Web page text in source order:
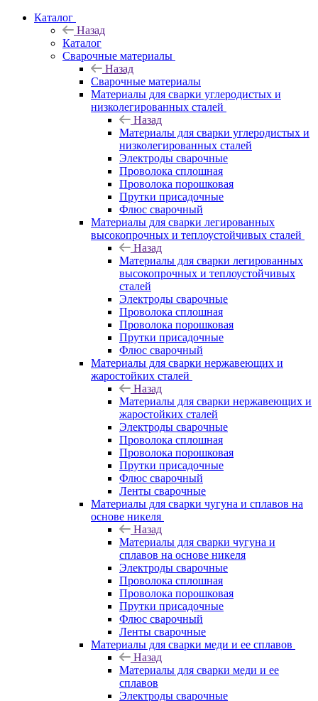
Каталог
Назад
Каталог
Сварочные материалы
Назад
Сварочные материалы
Материалы для сварки углеродистых и
низколегированных сталей
Назад
Материалы для сварки углеродистых и
низколегированных сталей
Электроды сварочные
Проволока сплошная
Проволока порошковая
Прутки присадочные
Флюс сварочный
Материалы для сварки легированных
высокопрочных и теплоустойчивых сталей
Назад
Материалы для сварки легированных
высокопрочных и теплоустойчивых
сталей
Электроды сварочные
Проволока сплошная
Проволока порошковая
Прутки присадочные
Флюс сварочный
Материалы для сварки нержавеющих и
жаростойких сталей
Назад
Материалы для сварки нержавеющих и
жаростойких сталей
Электроды сварочные
Проволока сплошная
Проволока порошковая
Прутки присадочные
Флюс сварочный
Ленты сварочные
Материалы для сварки чугуна и сплавов на
основе никеля
Назад
Материалы для сварки чугуна и
сплавов на основе никеля
Электроды сварочные
Проволока сплошная
Проволока порошковая
Прутки присадочные
Флюс сварочный
Ленты сварочные
Материалы для сварки меди и ее сплавов
Назад
Материалы для сварки меди и ее
сплавов
Электроды сварочные